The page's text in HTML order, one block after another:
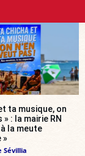
ta musique, on
» : la mairie RN
la meute
»
Sévillia